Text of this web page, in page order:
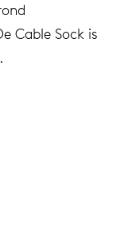
Cable Sock is
.